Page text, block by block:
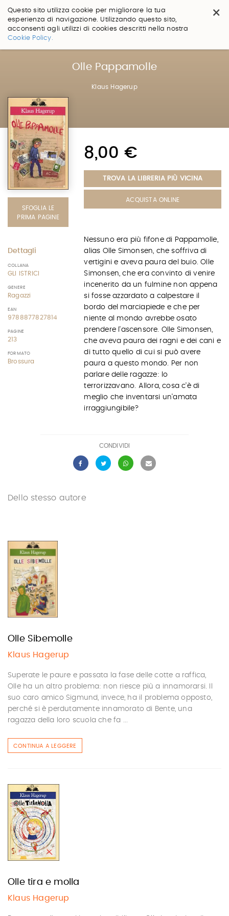
×
Questo sito utilizza cookie per migliorare la tua
esperienza di navigazione. Utilizzando questo sito,
acconsenti agli utilizzi di cookies descritti nella nostra
Cookie Policy.
Salta
Olle Pappamolle
Klaus Hagerup
SFOGLIA LE
PRIMA PAGINE
Dettagli
COLLANA
GLI ISTRICI
GENERE
Ragazzi
EAN
9788877827814
PAGINE
213
FORMATO
Brossura
8,00 €
TROVA LA LIBRERIA PIÙ VICINA
ACQUISTA ONLINE
Nessuno era più fifone di Pappamolle,
alias Olle Simonsen, che soffriva di
vertigini e aveva paura del buio. Olle
Simonsen, che era convinto di venire
incenerito da un fulmine non appena
si fosse azzardato a calpestare il
bordo del marciapiede e che per
niente al mondo avrebbe osato
prendere l'ascensore. Olle Simonsen,
che aveva paura dei ragni e dei cani e
di tutto quello di cui si può avere
paura a questo mondo. Per non
parlare delle ragazze: lo
terrorizzavano. Allora, cosa c'è di
meglio che inventarsi un'amata
irraggiungibile?
CONDIVIDI
Dello stesso autore
Olle Sibemolle
Klaus Hagerup
Superate le paure e passata la fase delle cotte a raffica,
Olle ha un altro problema: non riesce più a innamorarsi. Il
suo caro amico Sigmund, invece, ha il problema opposto,
perché si è perdutamente innamorato di Bente, una
ragazza della loro scuola che fa ...
CONTINUA A LEGGERE
Olle tira e molla
Klaus Hagerup